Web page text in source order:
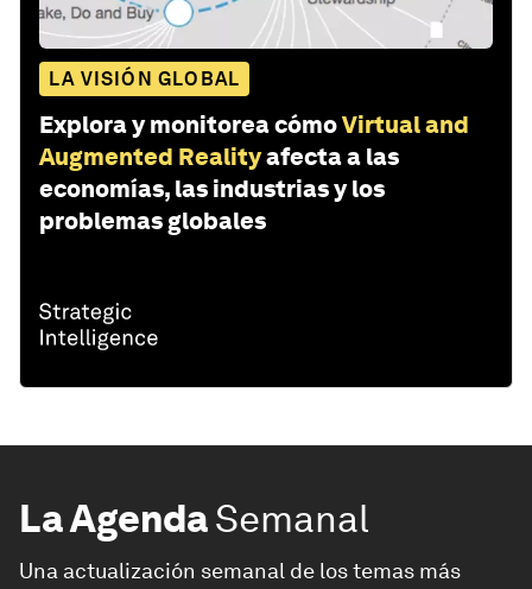
LA VISIÓN GLOBAL
Explora y monitorea cómoVirtual and
Augmented Realityafecta a las
economías, las industrias y los
problemas globales
La AgendaSemanal
Una actualización semanal de los temas más